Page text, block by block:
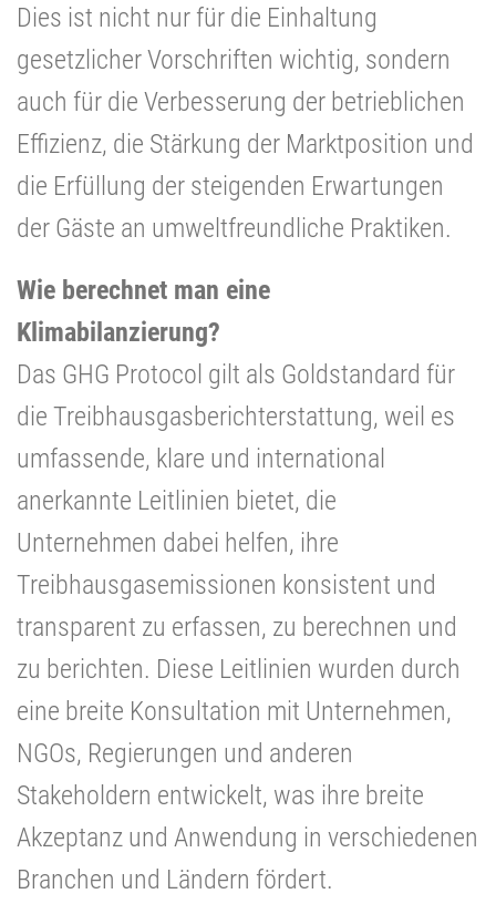
Dies ist nicht nur für die Einhaltung
gesetzlicher Vorschriften wichtig, sondern
auch für die Verbesserung der betrieblichen
Effizienz, die Stärkung der Marktposition und
die Erfüllung der steigenden Erwartungen
der Gäste an umweltfreundliche Praktiken.
Wie berechnet man eine
Klimabilanzierung?
Das GHG Protocol gilt als Goldstandard für
die Treibhausgasberichterstattung, weil es
umfassende, klare und international
anerkannte Leitlinien bietet, die
Unternehmen dabei helfen, ihre
Treibhausgasemissionen konsistent und
transparent zu erfassen, zu berechnen und
zu berichten. Diese Leitlinien wurden durch
eine breite Konsultation mit Unternehmen,
NGOs, Regierungen und anderen
Stakeholdern entwickelt, was ihre breite
Akzeptanz und Anwendung in verschiedenen
Branchen und Ländern fördert.